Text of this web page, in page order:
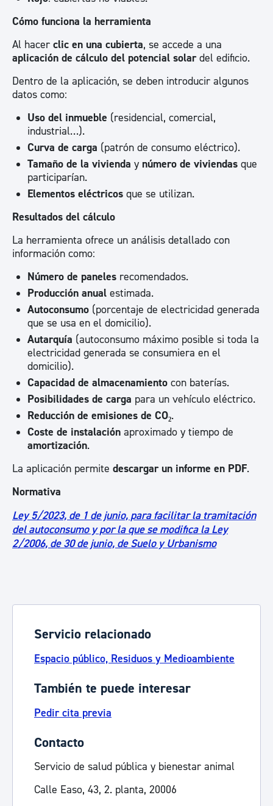
Cómo funciona la herramienta
Al hacer clic en una cubierta, se accede a una
aplicación de cálculo del potencial solardel edificio.
Dentro de la aplicación, se deben introducir algunos
datos como:
Uso del inmueble (residencial, comercial,
industrial…).
Curva de carga (patrón de consumo eléctrico).
Tamaño de la vivienda y número de viviendas que
participarían.
Elementos eléctricos que se utilizan.
Resultados del cálculo
La herramienta ofrece un análisis detallado con
información como:
Número de paneles recomendados.
Producción anual estimada.
Autoconsumo (porcentaje de electricidad generada
que se usa en el domicilio).
Autarquía (autoconsumo máximo posible si toda la
electricidad generada se consumiera en el
domicilio).
Capacidad de almacenamiento con baterías.
Posibilidades de carga para un vehículo eléctrico.
Reducción de emisiones de CO₂.
Coste de instalación aproximado y tiempo de
amortización.
La aplicación permite descargar un informe en PDF.
Normativa
Ley 5/2023, de 1 de junio, para facilitar la tramitación
del autoconsumo y por la que se modifica la Ley
2/2006, de 30 de junio, de Suelo y Urbanismo
Servicio relacionado
Espacio público, Residuos y Medioambiente
También te puede interesar
Pedir cita previa
Contacto
Servicio de salud pública y bienestar animal
Calle Easo, 43, 2. planta, 20006